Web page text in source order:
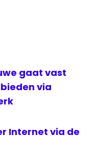
gaat vast
via
Internet via de